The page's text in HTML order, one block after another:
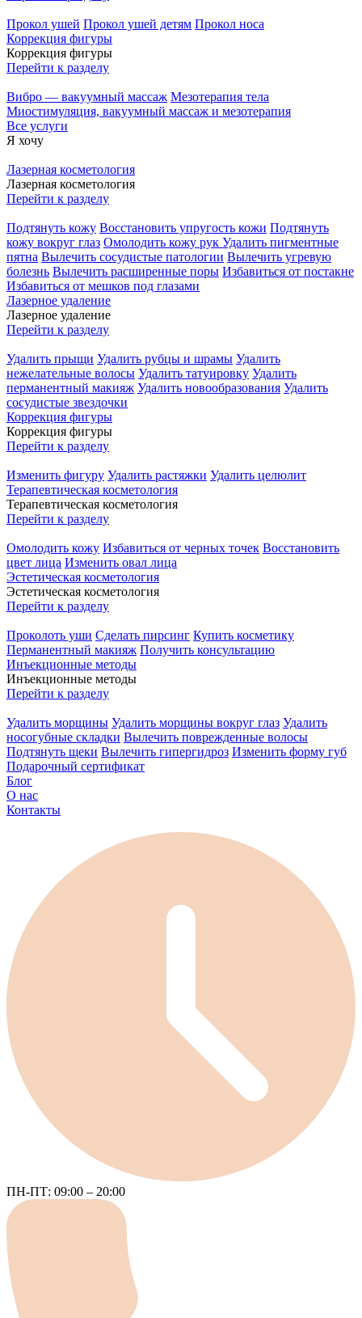
Прокол ушей Прокол ушей детям Прокол носа
Коррекция фигуры
Коррекция фигуры
Перейти к разделу
Вибро — вакуумный массаж Мезотерапия тела
Миостимуляция, вакуумный массаж и мезотерапия
Все услуги
Я хочу
Лазерная косметология
Лазерная косметология
Перейти к разделу
Подтянуть кожу Восстановить упругость кожи Подтянуть
кожу вокруг глаз Омолодить кожу рук Удалить пигментные
пятна Вылечить сосудистые патологии Вылечить угревую
болезнь Вылечить расширенные поры Избавиться от постакне
Избавиться от мешков под глазами
Лазерное удаление
Лазерное удаление
Перейти к разделу
Удалить прыщи Удалить рубцы и шрамы Удалить
нежелательные волосы Удалить татуировку Удалить
перманентный макияж Удалить новообразования Удалить
сосудистые звездочки
Коррекция фигуры
Коррекция фигуры
Перейти к разделу
Изменить фигуру Удалить растяжки Удалить целюлит
Терапевтическая косметология
Терапевтическая косметология
Перейти к разделу
Омолодить кожу Избавиться от черных точек Восстановить
цвет лица Изменить овал лица
Эстетическая косметология
Эстетическая косметология
Перейти к разделу
Проколоть уши Сделать пирсинг Купить косметику
Перманентный макияж Получить консультацию
Инъекционные методы
Инъекционные методы
Перейти к разделу
Удалить морщины Удалить морщины вокруг глаз Удалить
носогубные складки Вылечить поврежденные волосы
Подтянуть щеки Вылечить гипергидроз Изменить форму губ
Подарочный сертификат
Блог
О нас
Контакты
ПН-ПТ: 09:00 – 20:00